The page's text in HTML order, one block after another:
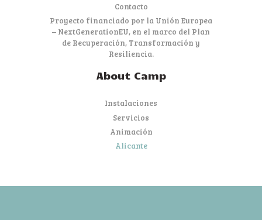
Contacto
Proyecto financiado por la Unión Europea
– NextGenerationEU, en el marco del Plan
de Recuperación, Transformación y
Resiliencia.
About Camp
Instalaciones
Servicios
Animación
Alicante